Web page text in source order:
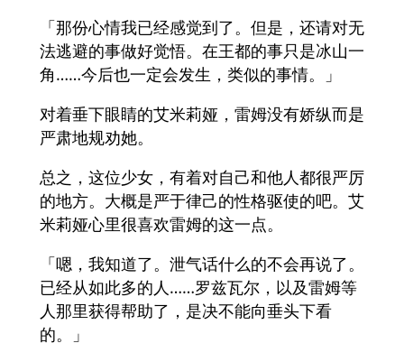
「那份心情我已经感觉到了。但是，还请对无
法逃避的事做好觉悟。在王都的事只是冰山一
角……今后也一定会发生，类似的事情。」
对着垂下眼睛的艾米莉娅，雷姆没有娇纵而是
严肃地规劝她。
总之，这位少女，有着对自己和他人都很严厉
的地方。大概是严于律己的性格驱使的吧。艾
米莉娅心里很喜欢雷姆的这一点。
「嗯，我知道了。泄气话什么的不会再说了。
已经从如此多的人……罗兹瓦尔，以及雷姆等
人那里获得帮助了，是决不能向垂头下看
的。」